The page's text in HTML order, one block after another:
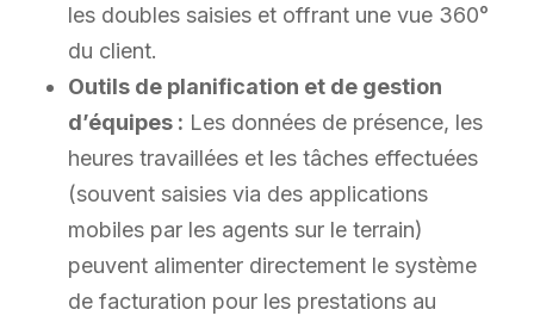
les doubles saisies et offrant une vue 360°
du client.
Outils de planification et de gestion
d’équipes : Les données de présence, les
heures travaillées et les tâches effectuées
(souvent saisies via des applications
mobiles par les agents sur le terrain)
peuvent alimenter directement le système
de facturation pour les prestations au